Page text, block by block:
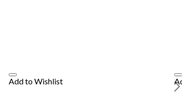
Add to Wishlist